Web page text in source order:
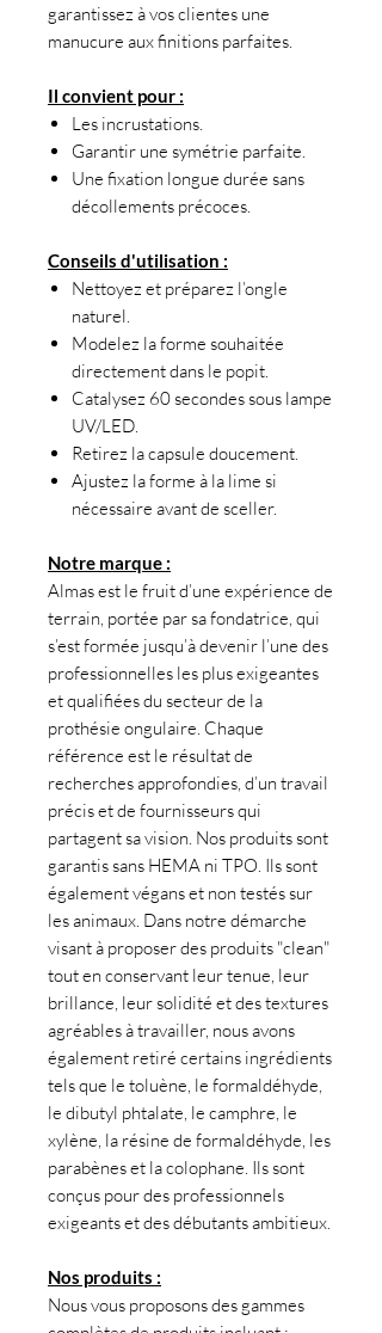
garantissez à vos clientes une
manucure aux finitions parfaites.
Il convient pour :
Les incrustations.
Garantir une symétrie parfaite.
Une fixation longue durée sans
décollements précoces.
Conseils d'utilisation :
Nettoyez et préparez l’ongle
naturel.
Modelez la forme souhaitée
directement dans le popit.
Catalysez 60 secondes sous lampe
UV/LED.
Retirez la capsule doucement.
Ajustez la forme à la lime si
nécessaire avant de sceller.
Notre marque :
Almas est le fruit d’une expérience de
terrain, portée par sa fondatrice, qui
s’est formée jusqu’à devenir l’une des
professionnelles les plus exigeantes
et qualifiées du secteur de la
prothésie ongulaire. Chaque
référence est le résultat de
recherches approfondies, d’un travail
précis et de fournisseurs qui
partagent sa vision. Nos produits sont
garantis sans HEMA ni TPO. Ils sont
également végans et non testés sur
les animaux. Dans notre démarche
visant à proposer des produits "clean"
tout en conservant leur tenue, leur
brillance, leur solidité et des textures
agréables à travailler, nous avons
également retiré certains ingrédients
tels que le toluène, le formaldéhyde,
le dibutyl phtalate, le camphre, le
xylène, la résine de formaldéhyde, les
parabènes et la colophane. Ils sont
conçus pour des professionnels
exigeants et des débutants ambitieux.
Nos produits :
Nous vous proposons des gammes